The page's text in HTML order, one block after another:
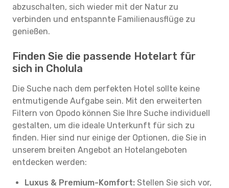
abzuschalten, sich wieder mit der Natur zu
verbinden und entspannte Familienausflüge zu
genießen.
Finden Sie die passende Hotelart für
sich in Cholula
Die Suche nach dem perfekten Hotel sollte keine
entmutigende Aufgabe sein. Mit den erweiterten
Filtern von Opodo können Sie Ihre Suche individuell
gestalten, um die ideale Unterkunft für sich zu
finden. Hier sind nur einige der Optionen, die Sie in
unserem breiten Angebot an Hotelangeboten
entdecken werden:
Luxus & Premium-Komfort: Stellen Sie sich vor,